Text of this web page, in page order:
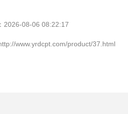
2026-08-06 08:22:17
www.yrdcpt.com/product/37.html